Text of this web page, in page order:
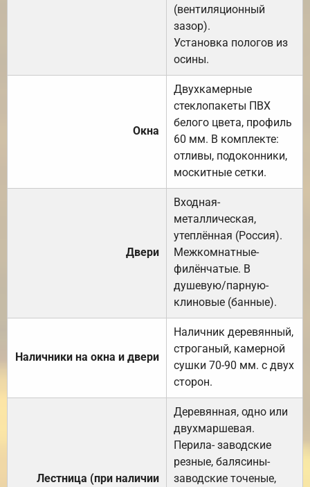
(вентиляционный
зазор).
Установка пологов из
осины.
Окна
Двухкамерные
стеклопакеты ПВХ
белого цвета, профиль
60 мм. В комплекте:
отливы, подоконники,
москитные сетки.
Двери
Входная-
металлическая,
утеплённая (Россия).
Межкомнатные-
филёнчатые. В
душевую/парную-
клиновые (банные).
Наличники на окна и двери
Наличник деревянный,
строганый, камерной
сушки 70-90 мм. с двух
сторон.
Лестница (при наличии
Деревянная, одно или
двухмаршевая.
Перила- заводские
резные, балясины-
заводские точеные,